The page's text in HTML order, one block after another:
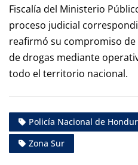
Fiscalía del Ministerio
proceso judicial
reafirmó su compromiso
de drogas mediante
todo el territorio nacional.
Policía Nacional de
Zona Sur